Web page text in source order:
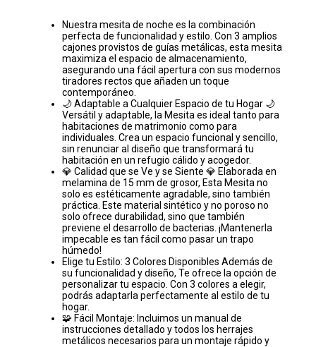
Nuestra mesita de noche es la combinación
perfecta de funcionalidad y estilo. Con 3 amplios
cajones provistos de guías metálicas, esta mesita
maximiza el espacio de almacenamiento,
asegurando una fácil apertura con sus modernos
tiradores rectos que añaden un toque
contemporáneo.
🌙 Adaptable a Cualquier Espacio de tu Hogar 🌙
Versátil y adaptable, la Mesita es ideal tanto para
habitaciones de matrimonio como para
individuales. Crea un espacio funcional y sencillo,
sin renunciar al diseño que transformará tu
habitación en un refugio cálido y acogedor.
💎 Calidad que se Ve y se Siente 💎 Elaborada en
melamina de 15 mm de grosor, Esta Mesita no
solo es estéticamente agradable, sino también
práctica. Este material sintético y no poroso no
solo ofrece durabilidad, sino que también
previene el desarrollo de bacterias. ¡Mantenerla
impecable es tan fácil como pasar un trapo
húmedo!
Elige tu Estilo: 3 Colores Disponibles Además de
su funcionalidad y diseño, Te ofrece la opción de
personalizar tu espacio. Con 3 colores a elegir,
podrás adaptarla perfectamente al estilo de tu
hogar.
🧩 Fácil Montaje: Incluimos un manual de
instrucciones detallado y todos los herrajes
metálicos necesarios para un montaje rápido y